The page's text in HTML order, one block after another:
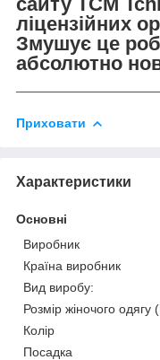
ліцензійних
Змушує це
абсолютно
Приховати
Характеристики
Основні
Виробник
Країна виробник
Вид виробу:
Розмір жіночого одягу
Колір
Посадка